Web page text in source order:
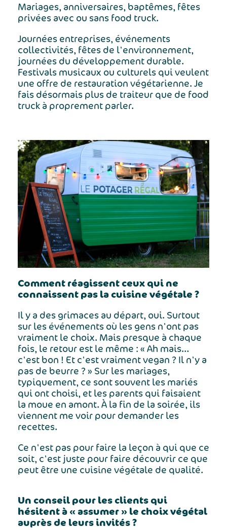
Mariages, anniversaires, baptêmes, fêtes
privées avec ou sans food truck.
Journées entreprises, événements
collectivités, fêtes de l'environnement,
journées du développement durable.
Festivals musicaux ou culturels qui veulent
une offre de restauration végétarienne. Je
fais désormais plus de traiteur que de food
truck à proprement parler.
Comment réagissent ceux qui ne
connaissent pas la cuisine végétale ?
Il y a des grimaces au départ, oui. Surtout
sur les événements où les gens n'ont pas
vraiment le choix. Mais presque à chaque
fois, le retour est le même : « Ah mais…
c'est bon ! Et c'est vraiment vegan ? Il n'y a
pas de beurre ? » Sur les mariages,
typiquement, ce sont souvent les mariés
qui ont choisi, et les parents qui faisaient
la moue en amont. À la fin de la soirée, ils
viennent me voir pour demander les
recettes.
Ce n'est pas pour faire la leçon à qui que ce
soit, c'est juste pour faire découvrir ce que
peut être une cuisine végétale de qualité.
Un conseil pour les clients qui
hésitent à « assumer » le choix végétal
auprès de leurs invités ?